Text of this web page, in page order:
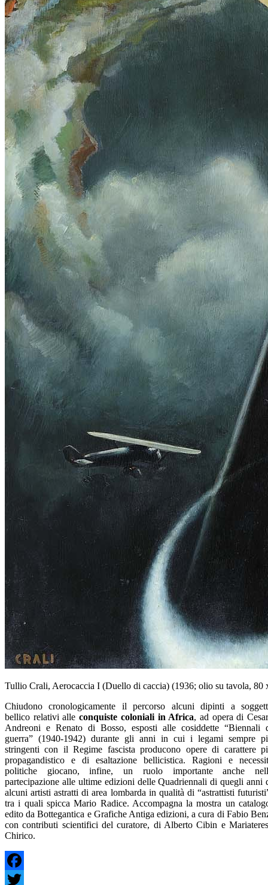
Tullio Crali, Aerocaccia I (Duello di caccia) (1936; olio su tavola, 80
Chiudono cronologicamente il percorso alcuni dipinti a
bellico relativi alleconquiste coloniali in Africa, ad opera di
Andreoni e Renato di Bosso, esposti alle cosiddette “Biennali
guerra” (1940-1942) durante gli anni in cui i legami sempre
stringenti con il Regime fascista producono opere di carattere
propagandistico e di esaltazione bellicistica. Ragioni e
politiche giocano, infine, un ruolo importante anche
partecipazione alle ultime edizioni delle Quadriennali di quegli anni
alcuni artisti astratti di area lombarda in qualità di “astrattisti
tra i quali spicca Mario Radice. Accompagna la mostra un
edito da Bottegantica e Grafiche Antiga edizioni, a cura di Fabio
con contributi scientifici del curatore, di Alberto Cibin e
Chirico.
Facebook